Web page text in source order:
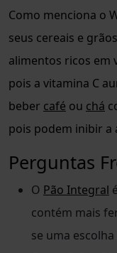
Como menciona o
seus cereais e
alimentos ricos em
pois a vitamina C
beber café ou chá
pois podem inibir a
Perguntas
O Pão Integral
contém mais
se uma